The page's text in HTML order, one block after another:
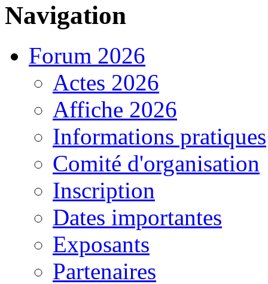
Navigation
Forum 2026
Actes 2026
Affiche 2026
Informations pratiques
Comité d'organisation
Inscription
Dates importantes
Exposants
Partenaires